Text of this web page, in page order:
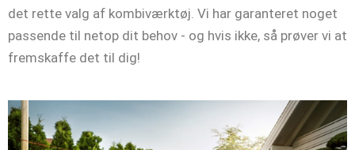
det rette valg af kombiværktøj. Vi har garanteret noget
passende til netop dit behov - og hvis ikke, så prøver vi at
fremskaffe det til dig!